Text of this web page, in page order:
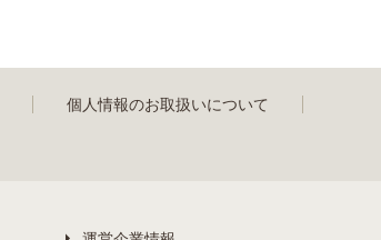
個人情報のお取扱いについて